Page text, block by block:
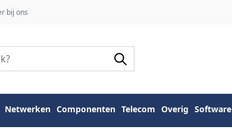
bij ons
Netwerken Componenten Telecom Overig Software